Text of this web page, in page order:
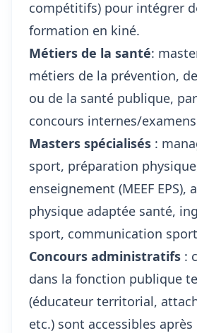
compétitifs) pour intégrer
formation en kiné.
Métiers de la santé:
métiers de la prévention,
ou de la santé publique,
concours internes/examens
Masters spécialisés :
sport, préparation
enseignement (MEEF EPS),
physique adaptée santé,
sport, communication
Concours administratifs :
dans la fonction publique
(éducateur territorial,
etc.) sont accessibles